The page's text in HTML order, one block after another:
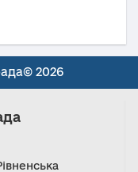
2026